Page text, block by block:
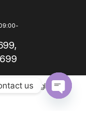
) English
us